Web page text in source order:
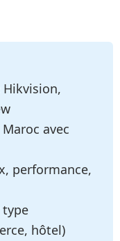
avec
performance,
hôtel)